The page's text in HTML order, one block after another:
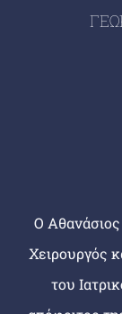
Ο
Χειρουργός
του